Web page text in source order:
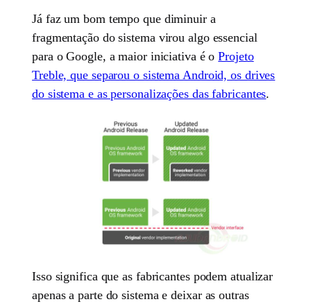
Já faz um bom tempo que diminuir a
fragmentação do sistema virou algo essencial
para o Google, a maior iniciativa é oProjeto
Treble, que separou o sistema Android, os drives
do sistema e as personalizações das fabricantes.
Isso significa que as fabricantes podem atualizar
apenas a parte do sistema e deixar as outras